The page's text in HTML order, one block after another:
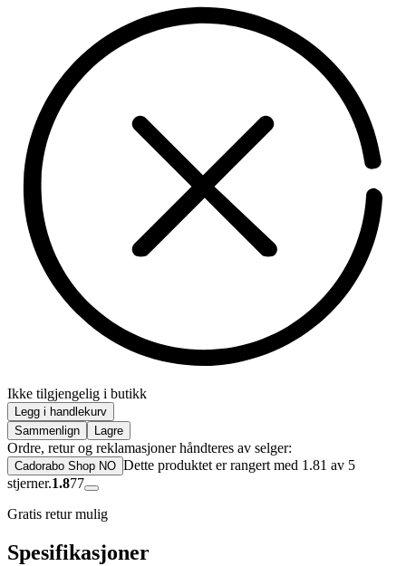
Ikke tilgjengelig i butikk
Legg i handlekurv
Sammenlign
Lagre
Ordre, retur og reklamasjoner håndteres av selger:
Cadorabo Shop NO Dette produktet er rangert med 1.81 av 5
stjerner.1.877
Gratis retur mulig
Spesifikasjoner